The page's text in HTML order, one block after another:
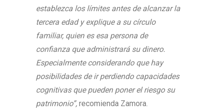
establezca los límites antes de alcanzar la
tercera edad y explique a su círculo
familiar, quien es esa persona de
confianza que administrará su dinero.
Especialmente considerando que hay
posibilidades de ir perdiendo capacidades
cognitivas que pueden poner el riesgo su
patrimonio”, recomienda Zamora.